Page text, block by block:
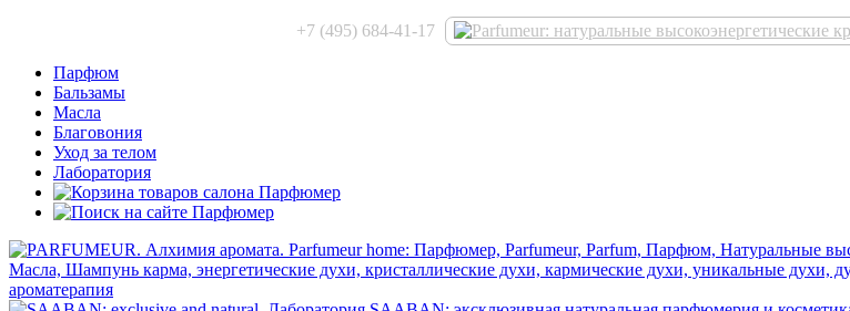
+7 (495) 684-41-17
Парфюм
Бальзамы
Масла
Благовония
Уход за телом
Лаборатория